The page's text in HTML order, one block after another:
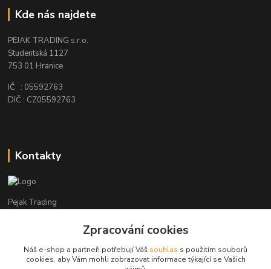
Kde nás najdete
PEJAK TRADING s.r.o.
Studentská 1127
753 01 Hranice
IČ : 05592763
DIČ : CZ05592763
Kontakty
Pejak Trading
+ 420 724 280 132
(Po-Pá, 8-16 hod.)
Zpracování cookies
Náš e-shop a partneři potřebují Váš souhlas s použitím souborů
cookies, aby Vám mohli zobrazovat informace týkající se Vašich